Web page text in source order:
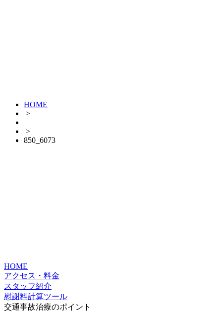
HOME
>
>
850_6073
HOME
アクセス・料金
スタッフ紹介
慰謝料計算ツール
交通事故治療のポイント